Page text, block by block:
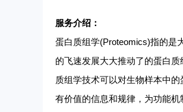
服务介绍：
蛋白质组学(Proteomics)指的是
的飞速发展大大推动了的蛋白
质组学技术可以对生物样本中
有价值的信息和规律，为功能